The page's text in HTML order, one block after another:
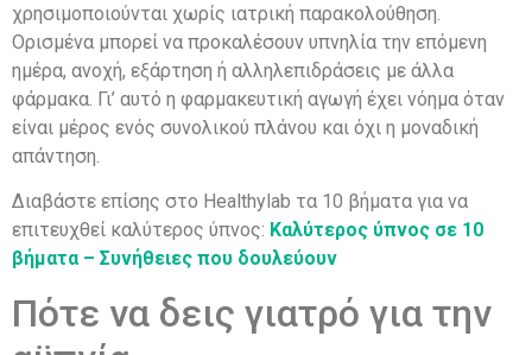
χρησιμοποιούνται χωρίς ιατρική παρακολούθηση.
Ορισμένα μπορεί να προκαλέσουν υπνηλία την επόμενη
ημέρα, ανοχή, εξάρτηση ή αλληλεπιδράσεις με άλλα
φάρμακα. Γι’ αυτό η φαρμακευτική αγωγή έχει νόημα όταν
είναι μέρος ενός συνολικού πλάνου και όχι η μοναδική
απάντηση.
Διαβάστε επίσης στο Healthylab τα 10 βήματα για να
επιτευχθεί καλύτερος ύπνος: Καλύτερος ύπνος σε 10
βήματα – Συνήθειες που δουλεύουν
Πότε να δεις γιατρό για την